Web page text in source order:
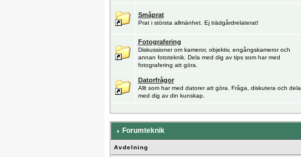
Småprat
Prat i största allmänhet. Ej trädgårdrelaterat!
Fotografering
Diskussioner om kameror, objektiv, engångskameror och
annan fototeknik. Dela med dig av tips som har med
fotografering att göra.
Datorfrågor
Allt som har med datorer att göra. Fråga, diskutera och dela
med dig av din kunskap.
Forumteknik
Avdelning